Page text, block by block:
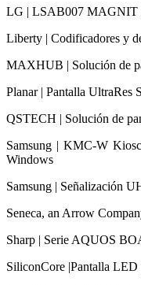
LG | LSAB007 MAGNIT
Liberty | Codificadores y
MAXHUB | Solución de
Planar | Pantalla UltraRes
QSTECH | Solución de
Samsung | KMC-W
Windows
Samsung | Señalización
Seneca, an Arrow
Sharp | Serie AQUOS
SiliconCore |Pantalla LED